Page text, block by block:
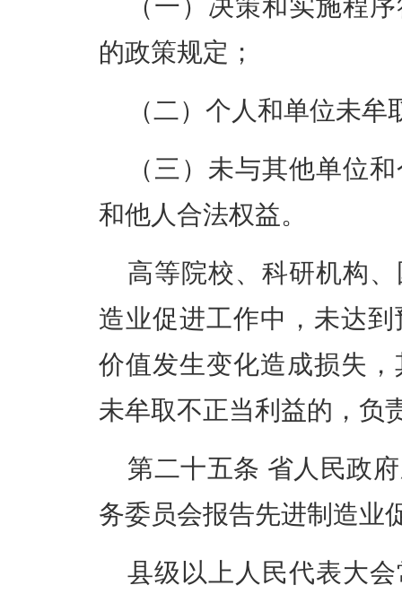
（一）决策和实施程
的政策规定；
（二）个人和单位未
（三）未与其他单位
和他人合法权益。
高等院校、科研机构
造业促进工作中，未达
价值发生变化造成损失
未牟取不正当利益的，负
第二十五条 省人民政
务委员会报告先进制造业
县级以上人民代表大